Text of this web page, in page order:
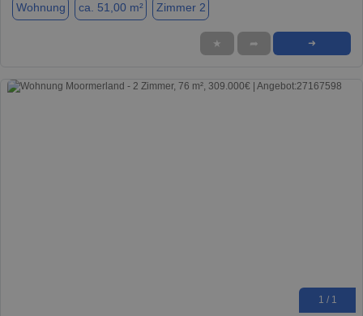
Wohnung ca. 51,00 m² Zimmer 2
★ ➦ ➜
1 / 1